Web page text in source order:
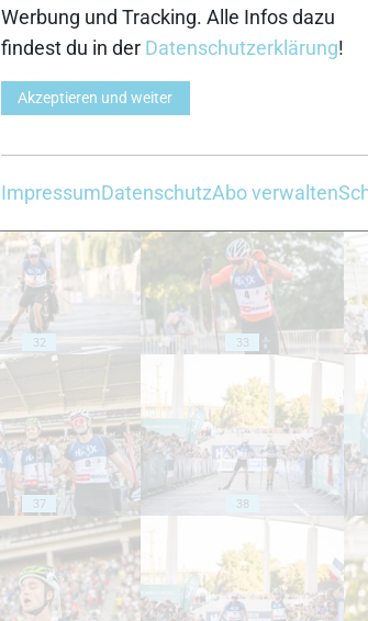
22 23
32 33
37 38
Werbung und Tracking. Alle Infos dazu
findest du in der Datenschutzerklärung!
Akzeptieren und weiter
ImpressumDatenschutzAbo verwalten